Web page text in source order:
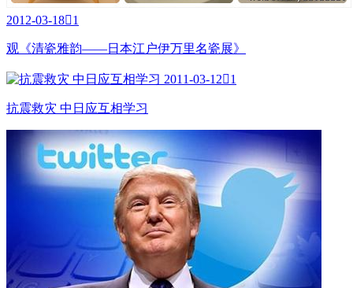
2012-03-181
观《清瓷雅韵——日本江户伊万里名瓷展》
2011-03-121
抗震救灾 中日应互相学习